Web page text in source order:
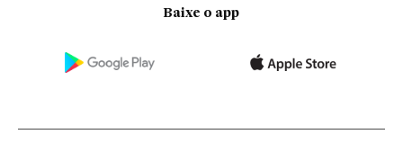
Baixe o app